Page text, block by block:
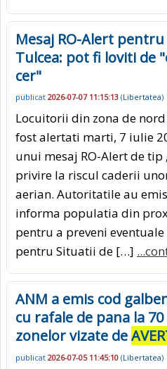
Mesaj RO-Alert
Tulcea: pot fi loviti de
cer"
publicat 2026-07-07 11:15:13 (Libertatea)
Locuitorii din zona de
fost alertati marti, 7 iulie
unui mesaj RO-Alert de tip
privire la riscul caderii
aerian. Autoritatile au emis
informa populatia din
pentru a preveni
pentru Situatii de […]
ANM a emis cod
cu rafale de pana la
zonelor vizate de
publicat 2026-07-05 11:45:10 (Libertatea)